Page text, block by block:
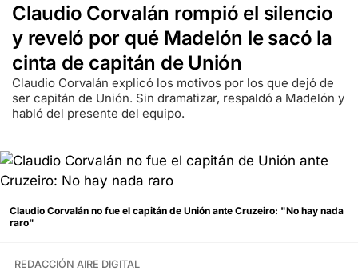
Claudio Corvalán rompió el silencio
y reveló por qué Madelón le sacó la
cinta de capitán de Unión
Claudio Corvalán explicó los motivos por los que dejó de
ser capitán de Unión. Sin dramatizar, respaldó a Madelón y
habló del presente del equipo.
Claudio Corvalán no fue el capitán de Unión ante Cruzeiro: "No hay nada
raro"
REDACCIÓN AIRE DIGITAL